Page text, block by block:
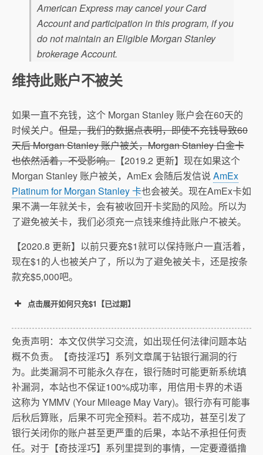
American Express may cancel your Card
Account and participation in this program, if you
do not maintain an Eligible Morgan Stanley
brokerage Account.
维持此账户不被关
如果一直不充钱，这个 Morgan Stanley 账户会在60天的
时候关户。 但是，我们的数据点表明，即使不充钱导致60
天后 Morgan Stanley 账户被关，Morgan Stanley 白金卡
也依然活着，不受影响。 【2019.2 更新】现在如果这个
Morgan Stanley 账户被关，AmEx 会随后发信说AmEx
Platinum for Morgan Stanley 卡也会被关。现在AmEx卡如
果不满一年就关卡，会有被收回开卡奖励的风险。所以为
了避免被关卡，我们必须充一点钱来维持此账户不被关。
【2020.8 更新】以前只要充$1就可以保持账户一直活着，
现在$1的人也被关户了，所以为了避免被关卡，还是按条
款充$5,000吧。
点击展开如何只充$1【已过期】
免责声明：本文仅供学习交流，如出现任何法律问题本站
概不负责。【奇技淫巧】系列文章属于钻银行漏洞的行
为。此类漏洞不可能永久存在，银行随时可能更新系统填
补漏洞，本站也不保证100%成功率，用信用卡界的术语
这称为 YMMV (Your Mileage May Vary)。银行亦有可能事
后秋后算账，后果不可完全预料。若不成功，甚至引发了
银行关闭你的账户甚至更严重的后果，本站不承担任何责
任。对于【奇技淫巧】系列里提到的事情，一定要遵循撸